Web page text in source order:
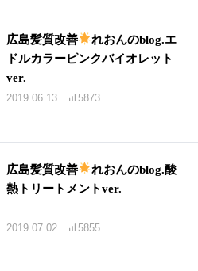
広島髪質改善
れおんのblog.エ
ドルカラーピンクバイオレット
ver.
2019.06.13 5873
広島髪質改善
れおんのblog.酸
熱トリートメントver.
2019.07.02 5855